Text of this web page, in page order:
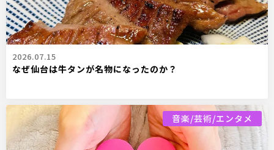
2026.07.15
なぜ仙台は牛タンが名物になったのか？
音楽/芸術/エンタメ